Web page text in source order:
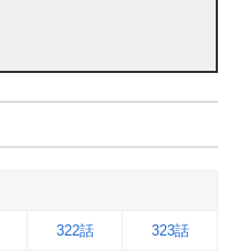
322話 323話